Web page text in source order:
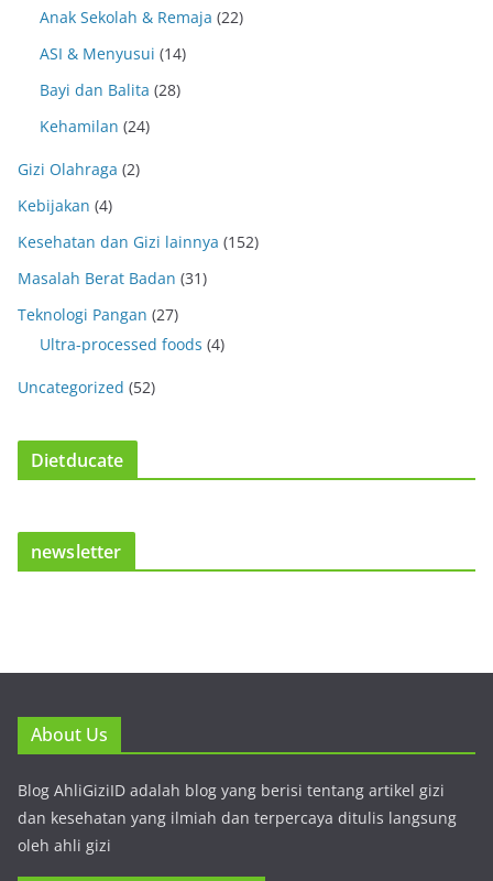
Anak Sekolah & Remaja (22)
ASI & Menyusui (14)
Bayi dan Balita (28)
Kehamilan (24)
Gizi Olahraga (2)
Kebijakan (4)
Kesehatan dan Gizi lainnya (152)
Masalah Berat Badan (31)
Teknologi Pangan (27)
Ultra-processed foods (4)
Uncategorized (52)
Dietducate
newsletter
About Us
Blog AhliGiziID adalah blog yang berisi tentang artikel gizi
dan kesehatan yang ilmiah dan terpercaya ditulis langsung
oleh ahli gizi